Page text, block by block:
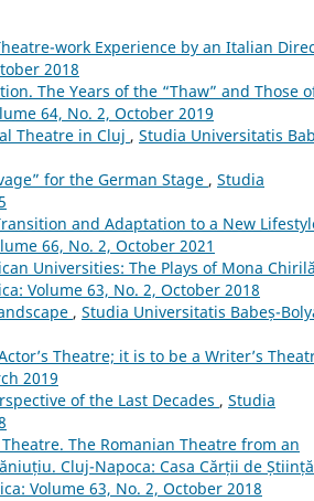
work Experience by an Italian
2018
The Years of the “Thaw” and Those
64, No. 2, October 2019
Theatre in Cluj , Studia Universitatis
for the German Stage , Studia
and Adaptation to a New
66, No. 2, October 2021
Universities: The Plays of Mona
Volume 63, No. 2, October 2018
, Studia Universitatis Babeș-
Theatre; it is to be a Writer’s
2019
of the Last Decades , Studia
The Romanian Theatre from an
Cluj-Napoca: Casa Cărții de Știință
Volume 63, No. 2, October 2018